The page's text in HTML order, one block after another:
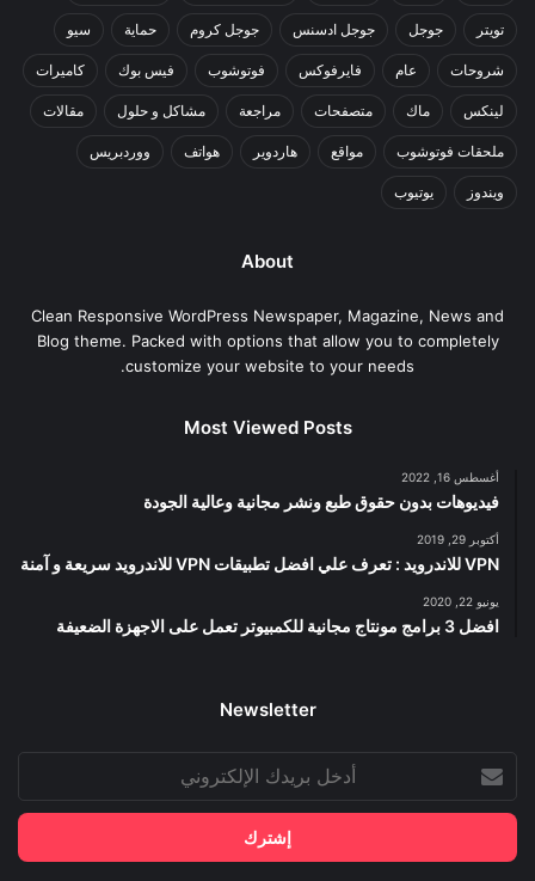
تويتر جوجل جوجل ادسنس جوجل كروم حماية سيو
شروحات عام فايرفوكس فوتوشوب فيس بوك كاميرات
لينكس ماك متصفحات مراجعة مشاكل و حلول مقالات
ملحقات فوتوشوب مواقع هاردوير هواتف ووردبريس
ويندوز يوتيوب
About
Clean Responsive WordPress Newspaper, Magazine, News and
Blog theme. Packed with options that allow you to completely
customize your website to your needs.
Most Viewed Posts
أغسطس 16, 2022
فيديوهات بدون حقوق طبع ونشر مجانية وعالية الجودة
أكتوبر 29, 2019
VPN للاندرويد : تعرف علي افضل تطبيقات VPN للاندرويد سريعة و آمنة
يونيو 22, 2020
افضل 3 برامج مونتاج مجانية للكمبيوتر تعمل على الاجهزة الضعيفة
Newsletter
بريدك
الإلكتروني